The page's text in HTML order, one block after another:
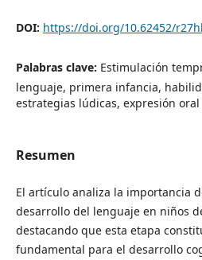
DOI: https://doi.org/10.62452/
Palabras clave: Estimulación
lenguaje, primera infancia,
estrategias lúdicas, expresión oral
Resumen
El artículo analiza la importancia
desarrollo del lenguaje en niños
destacando que esta etapa
fundamental para el desarrollo